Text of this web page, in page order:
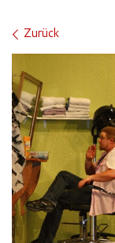
Bilder
Zurück